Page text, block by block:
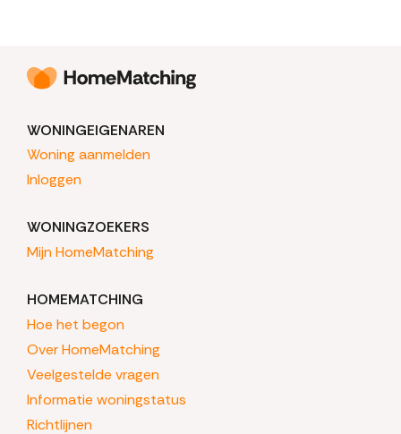
WONINGEIGENAREN
Woning aanmelden
Inloggen
WONINGZOEKERS
Mijn HomeMatching
HOMEMATCHING
Hoe het begon
Over HomeMatching
Veelgestelde vragen
Informatie woningstatus
Richtlijnen